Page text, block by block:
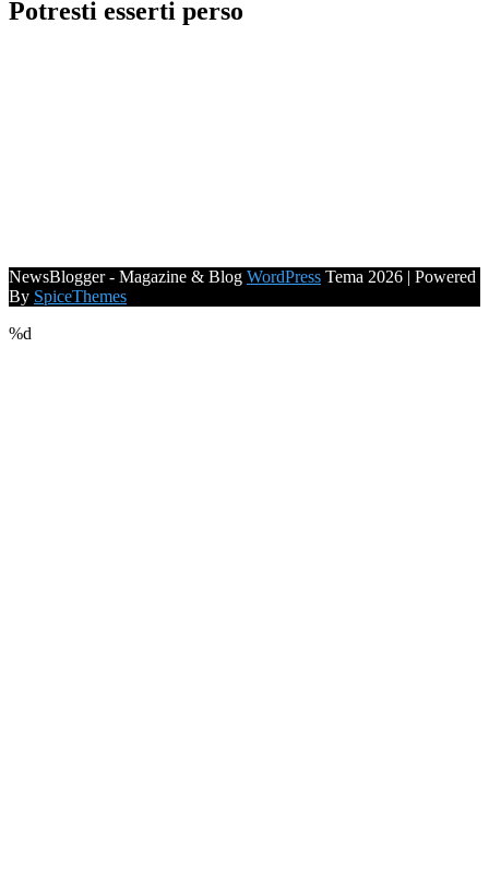
Potresti esserti perso
NewsBlogger - Magazine & BlogWordPressTema 2026 | Powered
BySpiceThemes
%d